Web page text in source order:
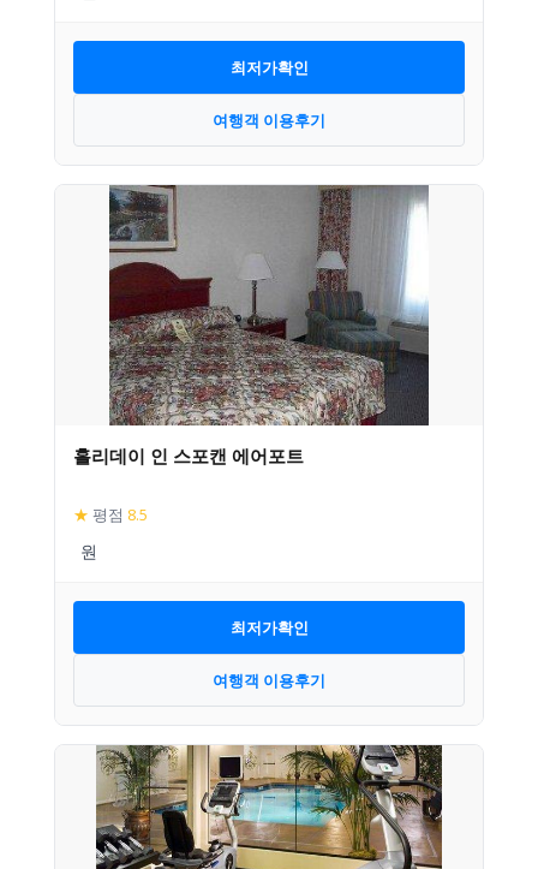
최저가확인
여행객 이용후기
홀리데이 인 스포캔 에어포트
★ 평점 8.5
최저가확인
여행객 이용후기